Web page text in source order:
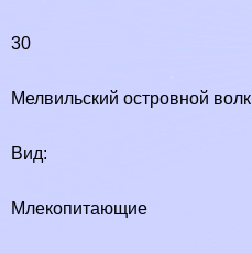
30
Мелвильский островной волк
Вид:
Млекопитающие